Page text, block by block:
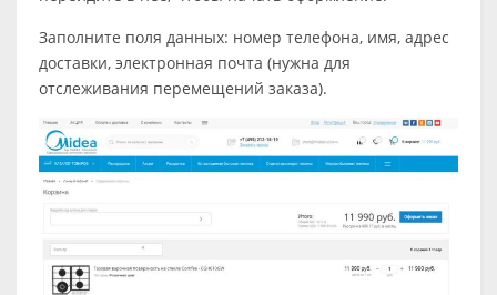
Заполните поля данных: номер телефона, имя, адрес
доставки, электронная почта (нужна для
отслеживания перемещений заказа).